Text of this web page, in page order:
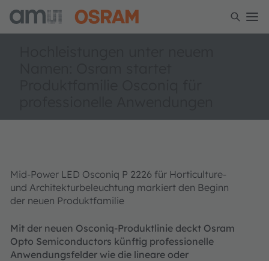
Mid-Power LED Osconiq P 2226 für Horticulture-
und Architekturbeleuchtung markiert den Beginn
der neuen Produktfamilie
Mit der neuen Osconiq-Produktlinie deckt Osram
Opto Semiconductors künftig professionelle
Anwendungsfelder wie die lineare oder